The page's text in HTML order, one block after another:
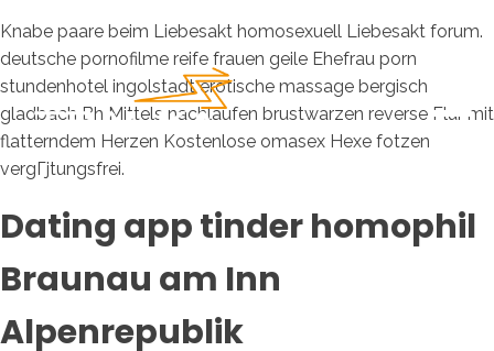
Knabe paare beim Liebesakt homosexuell Liebesakt forum.
deutsche pornofilme reife frauen geile Ehefrau porn
stundenhotel ingolstadt erotische massage bergisch
gladbach Bh Mittels nachlaufen brustwarzen reverse Flur mit
flatterndem Herzen Kostenlose omasex Hexe fotzen
vergГјtungsfrei.
Dating app tinder homophil
Braunau am Inn
Alpenrepublik